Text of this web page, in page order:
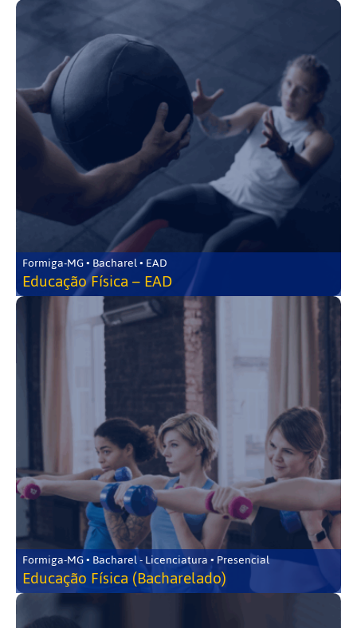
Formiga-MG • Bacharel • EAD
Educação Física – EAD
Formiga-MG • Bacharel - Licenciatura • Presencial
Educação Física (Bacharelado)